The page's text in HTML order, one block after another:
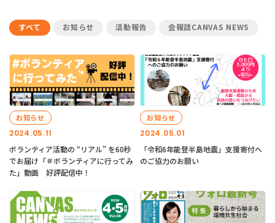
すべて お知らせ 活動報告 会報誌CANVAS NEWS
2024.05.11
お知らせ
ボランティア活動の “リアル” を60秒
でお届け「＃ボランティアに行ってみ
た」動画 好評配信中！
2024.05.01
お知らせ
「令和6年能登半島地震」支援寄付へ
のご協力のお願い